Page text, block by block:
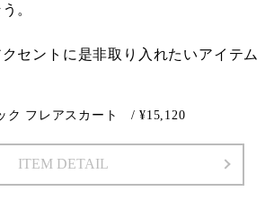
。
セントに是非取り入れたいアイテム
ク フレアスカート / ¥15,120
ITEM DETAIL